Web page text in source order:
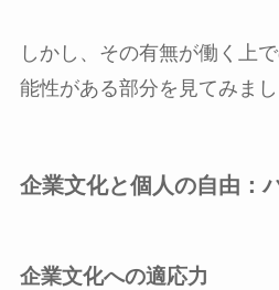
しかし、その有無が働く上
能性がある部分を見てみまし
企業文化と個人の自由：
企業文化への適応力